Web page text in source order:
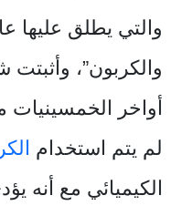
والتي يطلق عليها
والكربون”،
أواخر الخمسينيات
لم يتم استخدام
الكيميائي مع أنه